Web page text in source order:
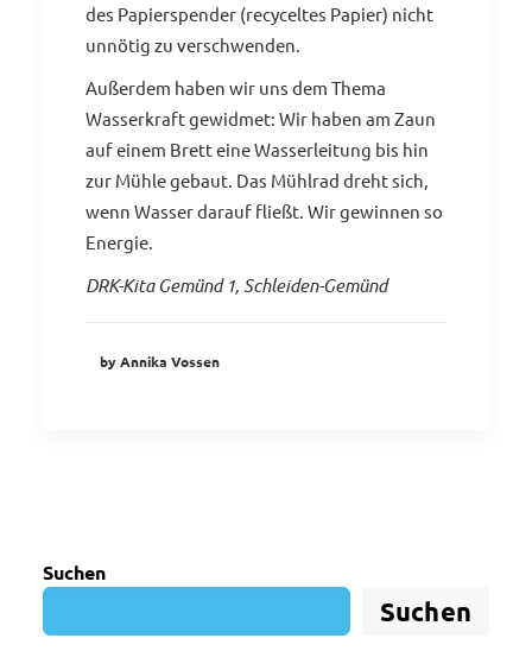
des Papierspender (recyceltes Papier) nicht
unnötig zu verschwenden.
Außerdem haben wir uns dem Thema
Wasserkraft gewidmet: Wir haben am Zaun
auf einem Brett eine Wasserleitung bis hin
zur Mühle gebaut. Das Mühlrad dreht sich,
wenn Wasser darauf fließt. Wir gewinnen so
Energie.
DRK-Kita Gemünd 1, Schleiden-Gemünd
by Annika Vossen
Suchen
Suchen